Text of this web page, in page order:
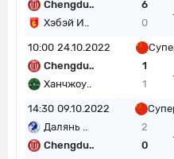
Chengdu..
6
Хэбэй И..
0
10:00 24.10.2022
Chengdu..
1
Ханчжоу..
1
14:30 09.10.2022
Далянь ..
2
Chengdu..
0